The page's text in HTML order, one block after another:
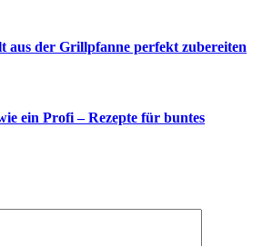
aus der Grillpfanne perfekt zubereiten
ein Profi – Rezepte für buntes